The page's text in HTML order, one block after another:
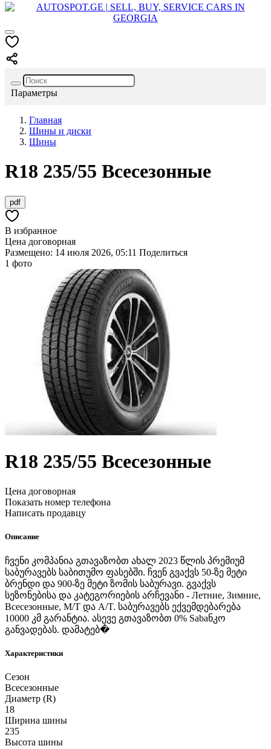
Параметры
Главная
Шины и диски
Шины
R18 235/55 Всесезонные
pdf
В избранное
Цена договорная
Размещено: 14 июля 2026, 05:11 Поделиться
1 фото
R18 235/55 Всесезонные
Цена договорная
Показать номер телефона
Написать продавцу
Описание
ჩვენი კომპანია გთავაზობთ ახალ 2023 წლის პრემიუმ
საბურავებს საბითუმო ფასებში. ჩვენ გვაქვს 50-ზე მეტი
ბრენდი და 900-ზე მეტი ზომის საბურავი. გვაქვს
სეზონებისა და კატეგორიების არჩევანი - Летние, Зимние,
Всесезонные, M/T და A/T. საბურავებს ექვემდებარება
10000 კმ გარანტია. ასევე გთავაზობთ 0% Sabaნკო
განვადებას. დამატებ�
Характеристики
Сезон
Всесезонные
Диаметр (R)
18
Ширина шины
235
Высота шины